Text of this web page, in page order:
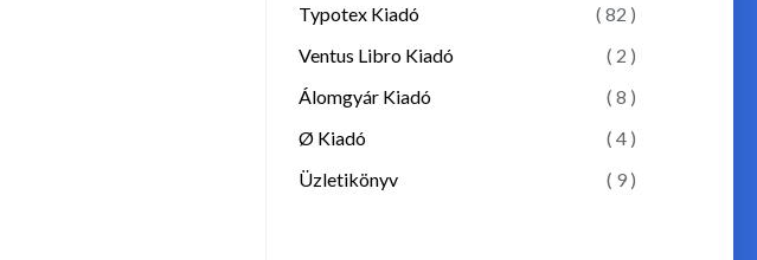
Typotex Kiadó
( 82 )
Ventus Libro Kiadó
( 2 )
Álomgyár Kiadó
( 8 )
Ø Kiadó
( 4 )
Üzletikönyv
( 9 )